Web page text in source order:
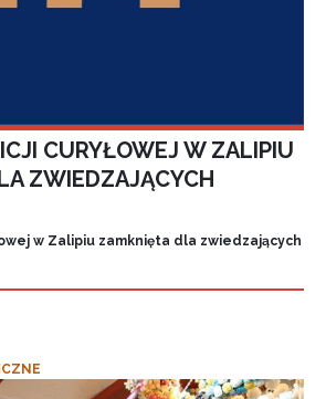
CURYŁOWEJ W ZALIPIU
ZWIEDZAJĄCYCH
w Zalipiu zamknięta dla zwiedzających